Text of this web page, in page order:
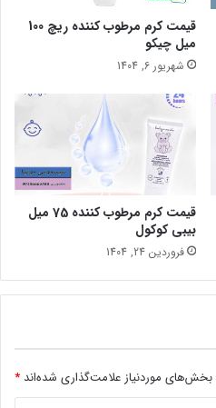
قیمت کرم مرطوب کننده ریچ 100
میل چیکو
شهریور 6, 1404
قیمت کرم مرطوب کننده 75 میل
بیبی کوکول
فروردین 24, 1404
بخش‌های موردنیاز علامت‌گذاری شده‌اند *